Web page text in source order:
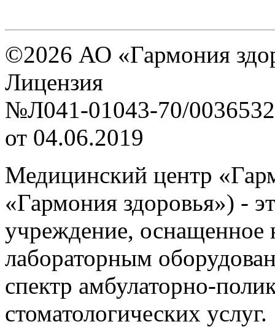
©2026 АО «Гармония
Лицензия
№Л041-01043-70/
от 04.06.2019
Медицинский центр
«Гармония здоровья») -
учреждение,
лабораторным
спектр амбулаторно-
стоматологических услуг.